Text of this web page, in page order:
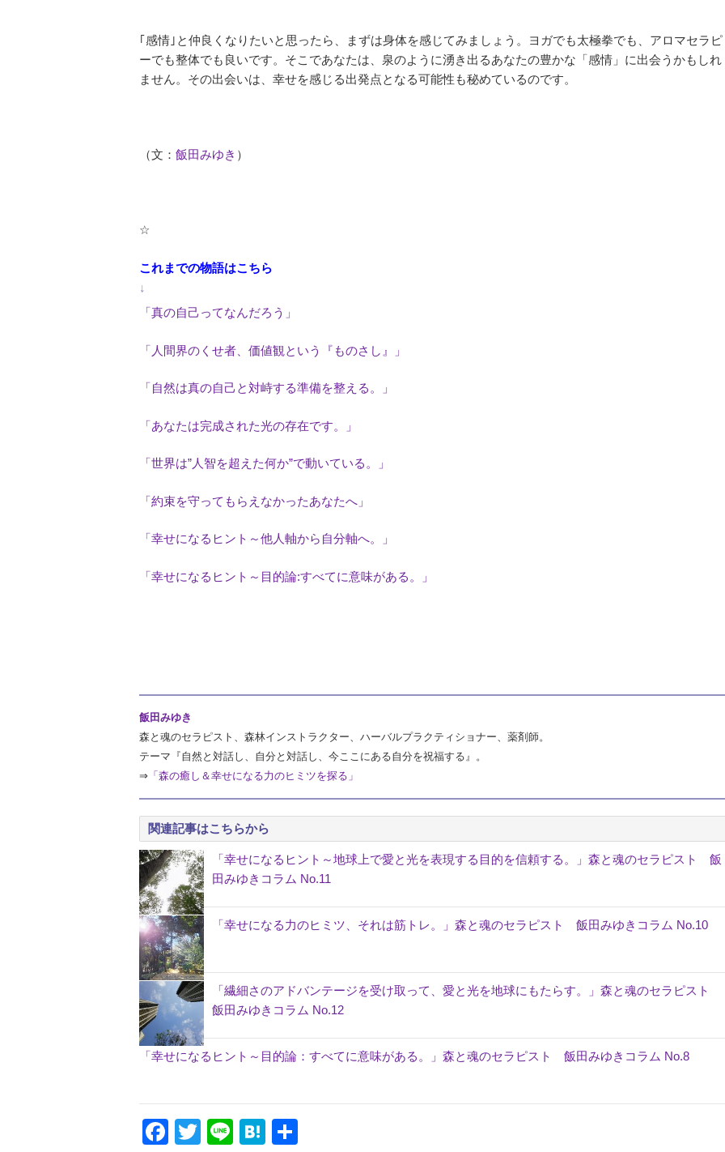
｢感情｣と仲良くなりたいと思ったら、まずは身体を感じてみましょう。ヨガでも太極拳でも、アロマセラピ
ーでも整体でも良いです。そこであなたは、泉のように湧き出るあなたの豊かな「感情」に出会うかもしれ
ません。その出会いは、幸せを感じる出発点となる可能性も秘めているのです。
（文： 飯田みゆき ）
☆
これまでの物語はこちら
↓
「真の自己ってなんだろう」
「人間界のくせ者、価値観という『ものさし』」
「自然は真の自己と対峙する準備を整える。」
「あなたは完成された光の存在です。」
「世界は”人智を超えた何か”で動いている。」
「約束を守ってもらえなかったあなたへ」
「幸せになるヒント～他人軸から自分軸へ。」
「幸せになるヒント～目的論:すべてに意味がある。」
飯田みゆき
森と魂のセラピスト、森林インストラクター、ハーバルプラクティショナー、薬剤師。
テーマ『自然と対話し、自分と対話し、今ここにある自分を祝福する』。
⇒ 「森の癒し＆幸せになる力のヒミツを探る」
関連記事はこちらから
「幸せになるヒント～地球上で愛と光を表現する目的を信頼する。」森と魂のセラピスト 飯
田みゆきコラム No.11
「幸せになる力のヒミツ、それは筋トレ。」森と魂のセラピスト 飯田みゆきコラム No.10
「繊細さのアドバンテージを受け取って、愛と光を地球にもたらす。」森と魂のセラピスト
飯田みゆきコラム No.12
「幸せになるヒント～目的論：すべてに意味がある。」森と魂のセラピスト 飯田みゆきコラム No.8
Facebook
Twitter
LineHatena